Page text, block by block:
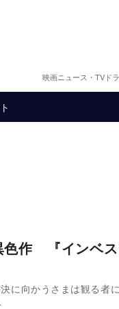
映画ニュース・TVド
色作 『インベ
に向かうさまは観る者